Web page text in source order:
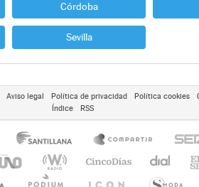
Córdoba
Sevilla
Aviso legal Política de privacidad Política cookies
Índice
RSS